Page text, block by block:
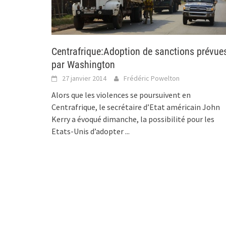
Centrafrique:Adoption de sanctions
par Washington
27 janvier 2014 Frédéric Powelton
Alors que les violences se poursuivent en
Centrafrique, le secrétaire d’Etat américain John
Kerry a évoqué dimanche, la possibilité pour les
Etats-Unis d’adopter...